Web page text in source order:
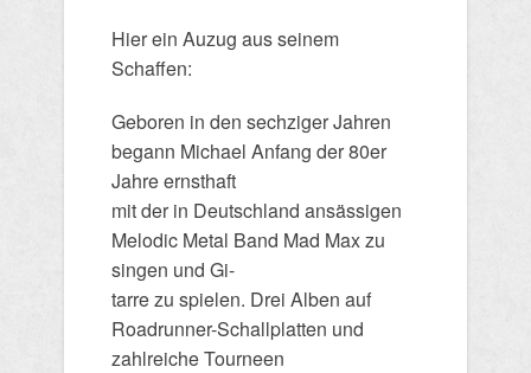
Hier ein Auzug aus seinem
Schaffen:
Geboren in den sechziger Jahren
begann Michael Anfang der 80er
Jahre ernsthaft
mit der in Deutschland ansässigen
Melodic Metal Band Mad Max zu
singen und Gi-
tarre zu spielen. Drei Alben auf
Roadrunner-Schallplatten und
zahlreiche Tourneen